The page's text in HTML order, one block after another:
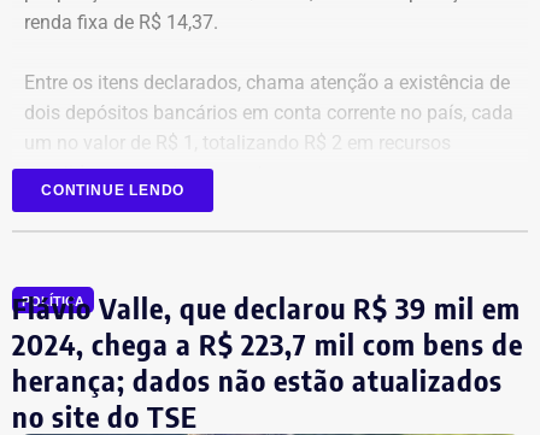
renda fixa de R$ 14,37.
Entre os itens declarados, chama atenção a existência de
dois depósitos bancários em conta corrente no país, cada
um no valor de R$ 1, totalizando R$ 2 em recursos
mantidos em contas correntes.
A tenente-coronel da Polícia Militar Erigreyce Monteiro
em bens, relativos a um apartamento.
CONTINUE LENDO
POLÍTICA
Flávio Valle, que declarou R$ 39 mil em
2024, chega a R$ 223,7 mil com bens de
herança; dados não estão atualizados
no site do TSE